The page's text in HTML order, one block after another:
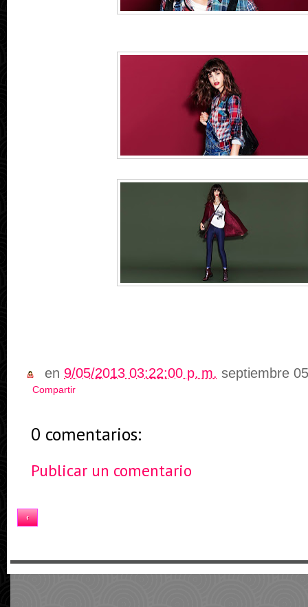
en 9/05/2013 03:22:00 p. m. septiembre
Compartir
0 comentarios:
Publicar un comentario
‹